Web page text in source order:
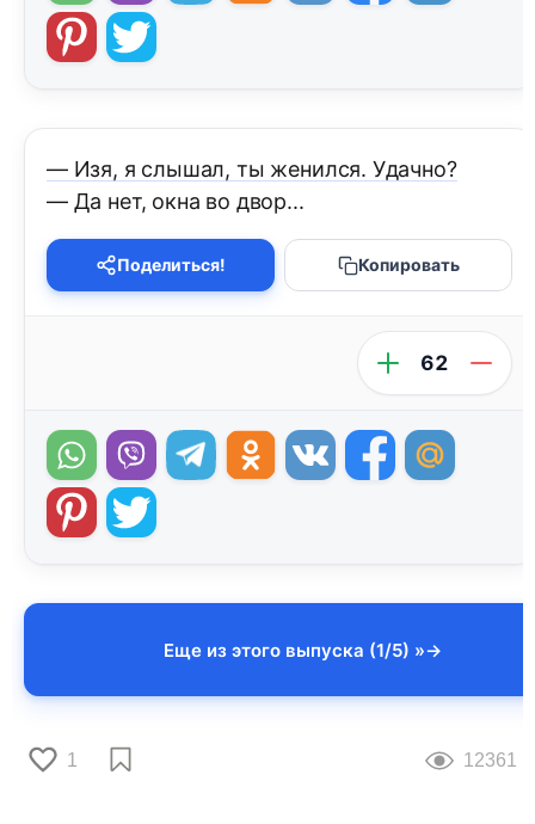
— Изя, я слышал, ты женился. Удачно?
— Да нет, окна во двор...
Поделиться! Копировать
62
Еще из этого выпуска (1/5) »
1 12361